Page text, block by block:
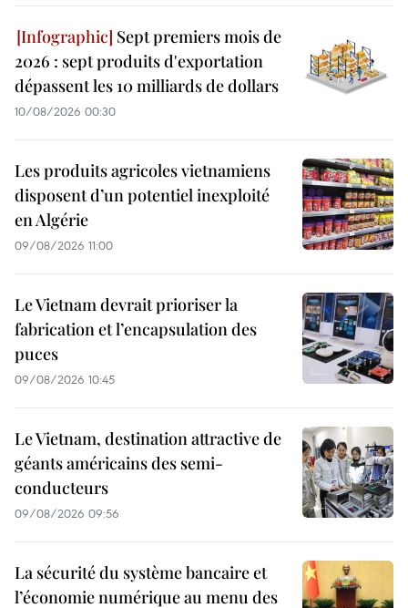
Sept premiers mois de
2026 : sept produits d'exportation
dépassent les 10 milliards de dollars
10/08/2026 00:30
Les produits agricoles vietnamiens
disposent d’un potentiel inexploité
en Algérie
09/08/2026 11:00
Le Vietnam devrait prioriser la
fabrication et l’encapsulation des
puces
09/08/2026 10:45
Le Vietnam, destination attractive de
géants américains des semi-
conducteurs
09/08/2026 09:56
La sécurité du système bancaire et
l’économie numérique au menu des